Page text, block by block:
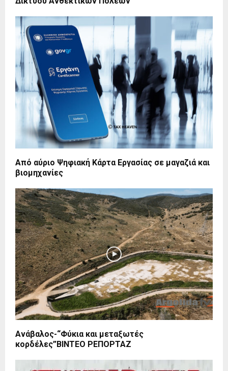
Από αύριο Ψηφιακή Κάρτα Εργασίας σε μαγαζιά και
βιομηχανίες
Ανάβαλος-“Φύκια και μεταξωτές
κορδέλες”ΒΙΝΤΕΟ ΡΕΠΟΡΤΑΖ